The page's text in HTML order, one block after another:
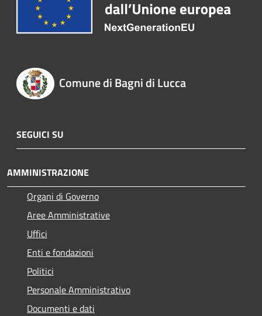
Comune di Bagni di Lucca
SEGUICI SU
AMMINISTRAZIONE
Organi di Governo
Aree Amministrative
Uffici
Enti e fondazioni
Politici
Personale Amministrativo
Documenti e dati